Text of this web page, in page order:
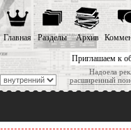
Приглашаем к
Надоела
расширенный
Главная Разделы Архив